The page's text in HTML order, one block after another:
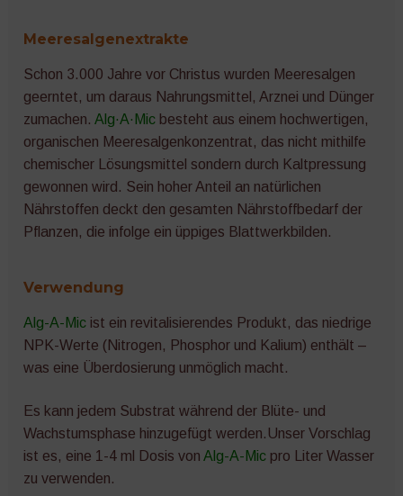
Meeresalgenextrakte
Schon 3.000 Jahre vor Christus wurden Meeresalgen
geerntet, um daraus Nahrungsmittel, Arznei und Dünger
zumachen. Alg·A·Micbesteht aus einem hochwertigen,
organischen Meeresalgenkonzentrat, das nicht mithilfe
chemischer Lösungsmittel sondern durch Kaltpressung
gewonnen wird. Sein hoher Anteil an natürlichen
Nährstoffen deckt den gesamten Nährstoffbedarf der
Pflanzen, die infolge ein üppiges Blattwerkbilden.
Verwendung
Alg-A-Micist ein revitalisierendes Produkt, das niedrige
NPK-Werte (Nitrogen, Phosphor und Kalium) enthält –
was eine Überdosierung unmöglich macht.
Es kann jedem Substrat während der Blüte- und
Wachstumsphase hinzugefügt werden.Unser Vorschlag
ist es, eine 1-4 ml Dosis von Alg-A-Micpro Liter Wasser
zu verwenden.